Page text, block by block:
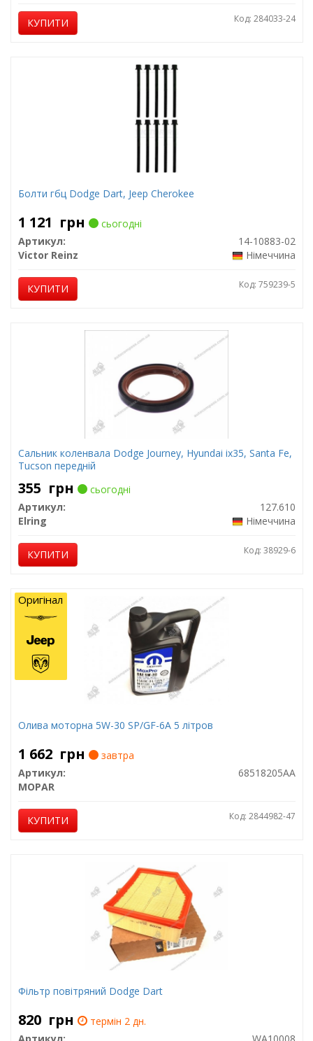
КУПИТИ Код: 284033-24
Болти гбц Dodge Dart, Jeep Cherokee
1 121 грн
сьогодні
Артикул:
14-10883-02
Victor Reinz
Німеччина
КУПИТИ Код: 759239-5
Сальник коленвала Dodge Journey, Hyundai ix35, Santa Fe,
Tucson передній
355 грн
сьогодні
Артикул:
127.610
Elring
Німеччина
КУПИТИ Код: 38929-6
Олива моторна 5W-30 SP/GF-6A 5 літров
1 662 грн
завтра
Артикул:
68518205AA
MOPAR
КУПИТИ Код: 2844982-47
Оригінал
Фільтр повітряний Dodge Dart
820 грн
термін 2 дн.